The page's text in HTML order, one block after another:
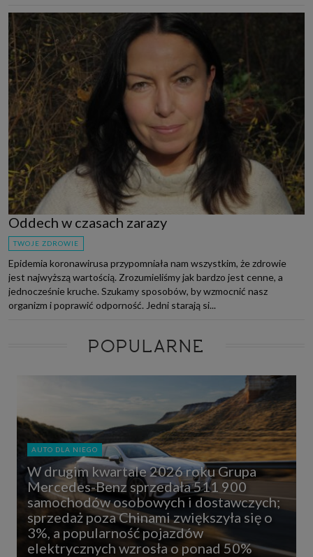
Oddech w czasach zarazy
TWOJE ZDROWIE
Epidemia koronawirusa przypomniała nam wszystkim, że zdrowie
jest najwyższą wartością. Zrozumieliśmy jak bardzo jest cenne, a
jednocześnie kruche. Szukamy sposobów, by wzmocnić nasz
organizm i poprawić odporność. Jedni starają si...
POPULARNE
AUTO DLA NIEGO
W drugim kwartale 2026 roku Grupa
Mercedes-Benz sprzedała 511 900
samochodów osobowych i dostawczych;
sprzedaż poza Chinami zwiększyła się o
3%, a popularność pojazdów
elektrycznych wzrosła o ponad 50%